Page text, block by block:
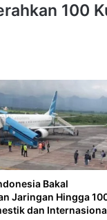
100
Bakal
Jaringan Hingga
dan